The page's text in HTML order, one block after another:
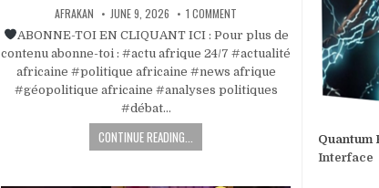
AFRAKAN JUNE 9, 2026 1 COMMENT
ABONNE-TOI EN CLIQUANT ICI : Pour plus de
contenu abonne-toi : #actu afrique 24/7 #actualité
africaine #politique africaine #news afrique
#géopolitique africaine #analyses politiques
#débat…
CONTINUE READING... Quantum
Interface